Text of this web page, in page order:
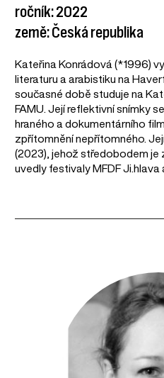
ročník: 2022
země: Česká republika
Kateřina Konrádová (*1996)
literaturu a arabistiku na
současné době studuje na
FAMU. Její reflektivní snímky
hraného a dokumentárního
zpřítomnění nepřítomného.
(2023), jehož středobodem je
uvedly festivaly MFDF